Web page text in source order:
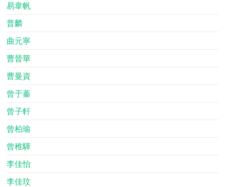
易韋帆
普麟
曲元寧
曹晉華
曹曼資
曾于蓁
曾子軒
曾柏瑜
曾稚驊
李佳怡
李佳玟